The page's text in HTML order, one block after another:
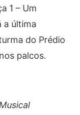
1 – Um
a última
do Prédio
palcos.